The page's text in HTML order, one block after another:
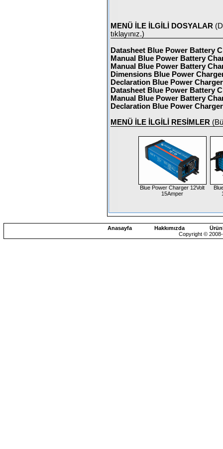
MENÜ İLE İLGİLİ DOSYALAR
tıklayınız.)
Datasheet Blue Power Battery
Manual Blue Power Battery
Manual Blue Power Battery
Dimensions Blue Power
Declaration Blue Power
Datasheet Blue Power Battery
Manual Blue Power Battery
Declaration Blue Power
MENÜ İLE İLGİLİ RESİMLER
Blue Power Charger 12Volt
15Amper
Anasayfa Hakkımızda
Copyright ©